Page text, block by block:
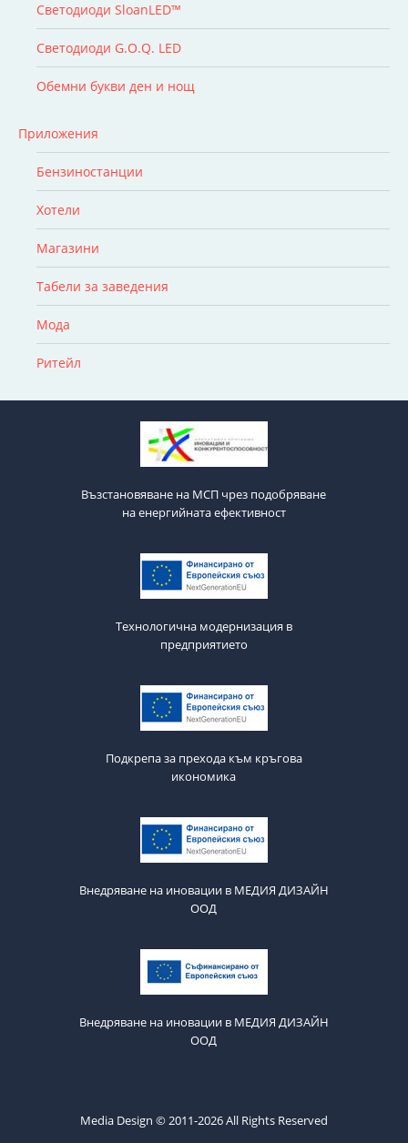
Светодиоди SloanLED™
Светодиоди G.O.Q. LED
Обемни букви ден и нощ
Приложения
Бензиностанции
Хотели
Магазини
Табели за заведения
Мода
Ритейл
Възстановяване на МСП чрез подобряване
на енергийната ефективност
Технологична модернизация в
предприятието
Подкрепа за прехода към кръгова
икономика
Внедряване на иновации в МЕДИЯ ДИЗАЙН
ООД
Внедряване на иновации в МЕДИЯ ДИЗАЙН
ООД
Media Design © 2011-2026 All Rights Reserved